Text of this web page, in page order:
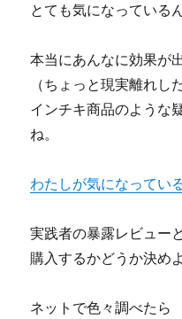
ダ
狙
い
定
め
ン
ト
ほ
ん
10
とても気になっている
本当にあんなに効果が
（ちょっと現実離れした
インチキ商品のような
ね。
わたしが気になってい
実践者の暴露レビュー
購入するかどうか決め
ネットで色々調べたら